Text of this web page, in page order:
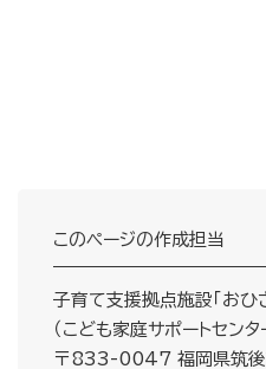
このページの作成担当
子育て支援拠点施設「おひ
（こども家庭サポートセンタ
〒833-0047 福岡県筑